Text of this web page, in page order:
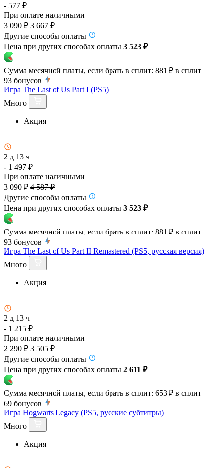
- 577 ₽
При оплате наличными
3 090 ₽ 3 667 ₽
Другие способы оплаты
Цена при других способах оплаты 3 523 ₽
Сумма месячной платы, если брать в сплит: 881 ₽ в сплит
93 бонусов
Игра The Last of Us Part I (PS5)
Много
Акция
2 д 13 ч
- 1 497 ₽
При оплате наличными
3 090 ₽ 4 587 ₽
Другие способы оплаты
Цена при других способах оплаты 3 523 ₽
Сумма месячной платы, если брать в сплит: 881 ₽ в сплит
93 бонусов
Игра The Last of Us Part II Remastered (PS5, русская версия)
Много
Акция
2 д 13 ч
- 1 215 ₽
При оплате наличными
2 290 ₽ 3 505 ₽
Другие способы оплаты
Цена при других способах оплаты 2 611 ₽
Сумма месячной платы, если брать в сплит: 653 ₽ в сплит
69 бонусов
Игра Hogwarts Legacy (PS5, русские субтитры)
Много
Акция